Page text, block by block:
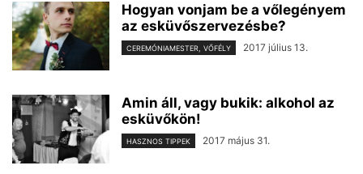
Hogyan vonjam be a vőlegényem
az esküvőszervezésbe?
CEREMÓNIAMESTER, VŐFÉLY 2017 július 13.
Amin áll, vagy bukik: alkohol az
esküvőkön!
HASZNOS TIPPEK 2017 május 31.